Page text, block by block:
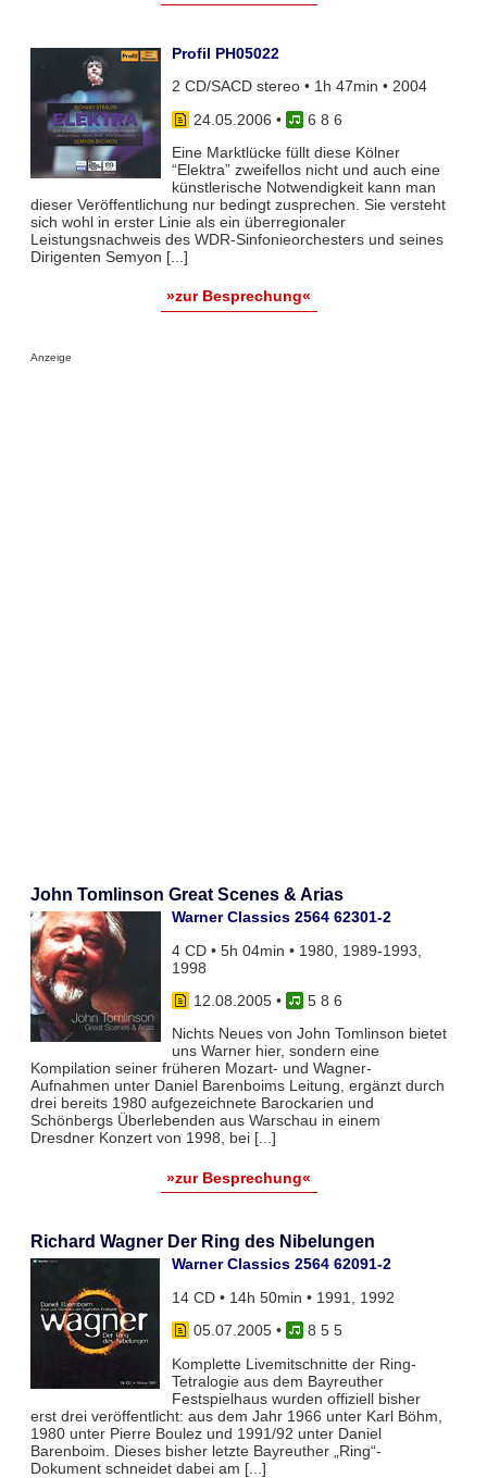
Profil PH05022
2 CD/SACD stereo • 1h 47min • 2004
24.05.2006 •
6 8 6
Eine Marktlücke füllt diese Kölner
“Elektra” zweifellos nicht und auch eine
künstlerische Notwendigkeit kann man
dieser Veröffentlichung nur bedingt zusprechen. Sie versteht
sich wohl in erster Linie als ein überregionaler
Leistungsnachweis des WDR-Sinfonieorchesters und seines
Dirigenten Semyon [...]
»zur Besprechung«
Anzeige
John Tomlinson Great Scenes & Arias
Warner Classics 2564 62301-2
4 CD • 5h 04min • 1980, 1989-1993,
1998
12.08.2005•
5 8 6
Nichts Neues von John Tomlinson bietet
uns Warner hier, sondern eine
Kompilation seiner früheren Mozart- und Wagner-
Aufnahmen unter Daniel Barenboims Leitung, ergänzt durch
drei bereits 1980 aufgezeichnete Barockarien und
Schönbergs Überlebenden aus Warschau in einem
Dresdner Konzert von 1998, bei [...]
»zur Besprechung«
Richard Wagner Der Ring des Nibelungen
Warner Classics 2564 62091-2
14 CD • 14h 50min • 1991, 1992
05.07.2005•
8 5 5
Komplette Livemitschnitte der Ring-
Tetralogie aus dem Bayreuther
Festspielhaus wurden offiziell bisher
erst drei veröffentlicht: aus dem Jahr 1966 unter Karl Böhm,
1980 unter Pierre Boulez und 1991/92 unter Daniel
Barenboim. Dieses bisher letzte Bayreuther „Ring“-
Dokument schneidet dabei am [...]